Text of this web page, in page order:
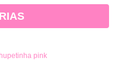
pink